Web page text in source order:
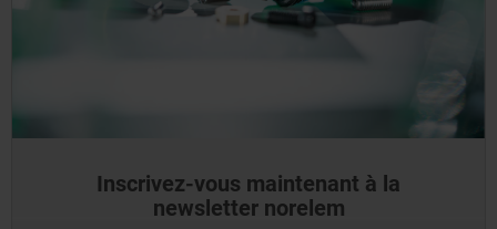
Inscrivez-vous maintenant à la
newsletter norelem